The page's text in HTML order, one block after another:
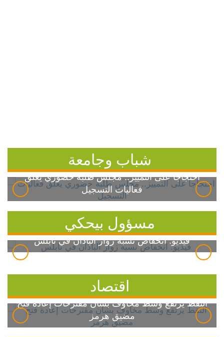
شباب وجامعة
احتجاجاً على التمييز.. مجلس طلبة خضوري يعلق
فعاليات التسجيل
مسؤول بيحكي
فيديو: انخفاض نسبة زوار الباذان في نابلس
اقتصاد
النفط يرتفع وسط مخاوف بشأن مقترحات إعادة فتح
مضيق هرمز